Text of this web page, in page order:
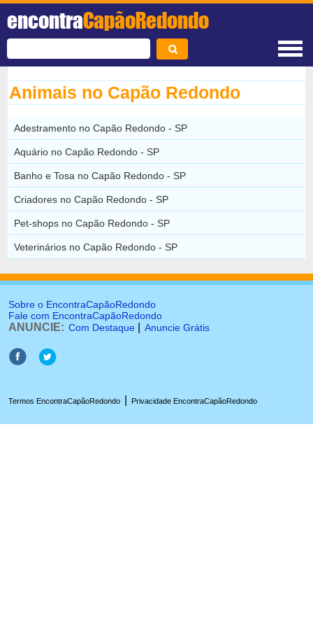
encontraCapãoRedondo
Animais no Capão Redondo
Adestramento no Capão Redondo - SP
Aquário no Capão Redondo - SP
Banho e Tosa no Capão Redondo - SP
Criadores no Capão Redondo - SP
Pet-shops no Capão Redondo - SP
Veterinários no Capão Redondo - SP
Sobre o EncontraCapãoRedondo
Fale com EncontraCapãoRedondo
ANUNCIE: Com Destaque Anuncie Grátis
Termos EncontraCapãoRedondo Privacidade EncontraCapãoRedondo